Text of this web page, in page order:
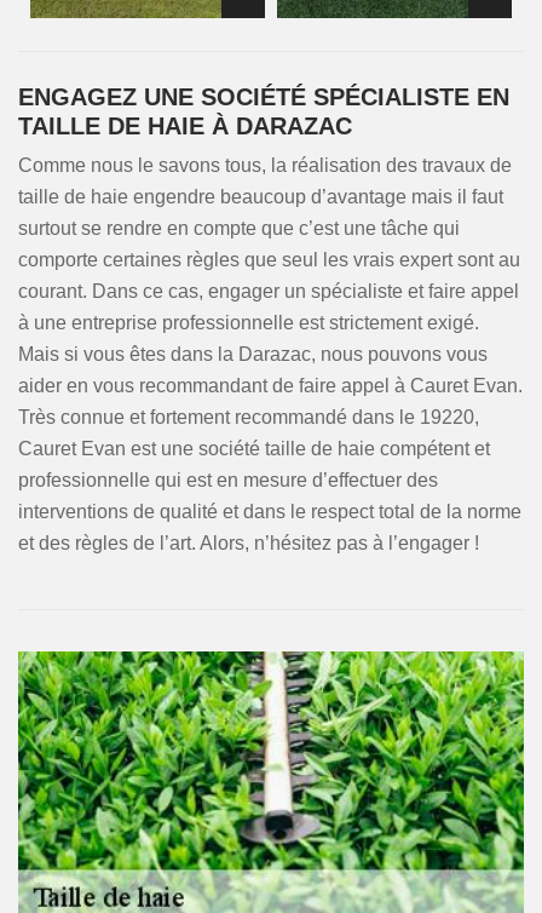
ENGAGEZ UNE SOCIÉTÉ SPÉCIALISTE EN
TAILLE DE HAIE À DARAZAC
Comme nous le savons tous, la réalisation des travaux de
taille de haie engendre beaucoup d’avantage mais il faut
surtout se rendre en compte que c’est une tâche qui
comporte certaines règles que seul les vrais expert sont au
courant. Dans ce cas, engager un spécialiste et faire appel
à une entreprise professionnelle est strictement exigé.
Mais si vous êtes dans la Darazac, nous pouvons vous
aider en vous recommandant de faire appel à Cauret Evan.
Très connue et fortement recommandé dans le 19220,
Cauret Evan est une société taille de haie compétent et
professionnelle qui est en mesure d’effectuer des
interventions de qualité et dans le respect total de la norme
et des règles de l’art. Alors, n’hésitez pas à l’engager !